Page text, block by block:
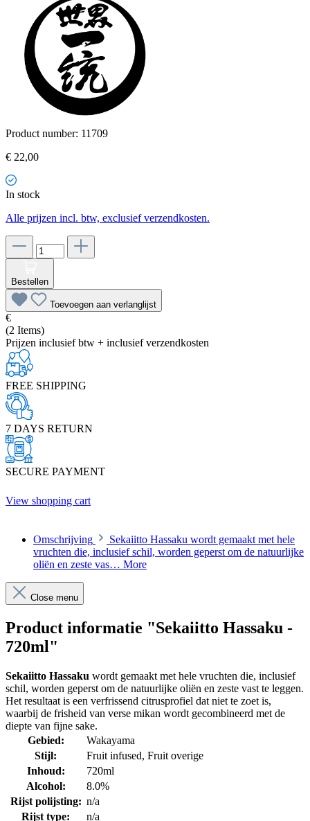
Product number: 11709
€ 22,00
In stock
Alle prijzen incl. btw, exclusief verzendkosten.
Bestellen
Toevoegen aan verlanglijst
€
(2 Items)
Prijzen inclusief btw + inclusief verzendkosten
FREE SHIPPING
7 DAYS RETURN
SECURE PAYMENT
View shopping cart
Omschrijving
Sekaiitto Hassaku wordt gemaakt met hele
vruchten die, inclusief schil, worden geperst om de natuurlijke
oliën en zeste vas… More
Close menu
Product informatie "Sekaiitto Hassaku -
720ml"
Sekaiitto Hassaku wordt gemaakt met hele vruchten die, inclusief
schil, worden geperst om de natuurlijke oliën en zeste vast te leggen.
Het resultaat is een verfrissend citrusprofiel dat niet te zoet is,
waarbij de frisheid van verse mikan wordt gecombineerd met de
diepte van fijne sake.
Gebied:
Wakayama
Stijl:
Fruit infused, Fruit overige
Inhoud:
720ml
Alcohol:
8.0%
Rijst polijsting: n/a
Rijst type:
n/a